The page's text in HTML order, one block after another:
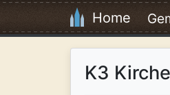
Home
K3